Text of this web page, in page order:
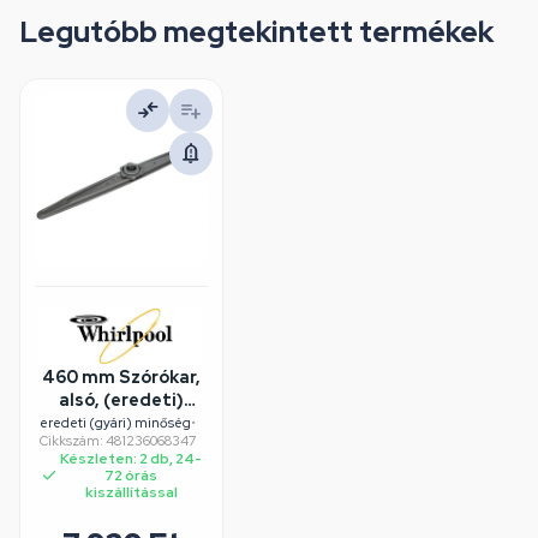
Legutóbb megtekintett termékek
460 mm Szórókar,
alsó, (eredeti)
WHIRLPOOL /
INDESIT
mosogatógép
eredeti (gyári) minőség•
Cikkszám: 481236068347
Készleten: 2 db, 24-
72 órás
kiszállítással